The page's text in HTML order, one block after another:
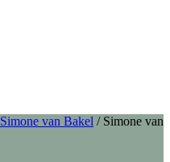
Simone van Bakel / Simone van